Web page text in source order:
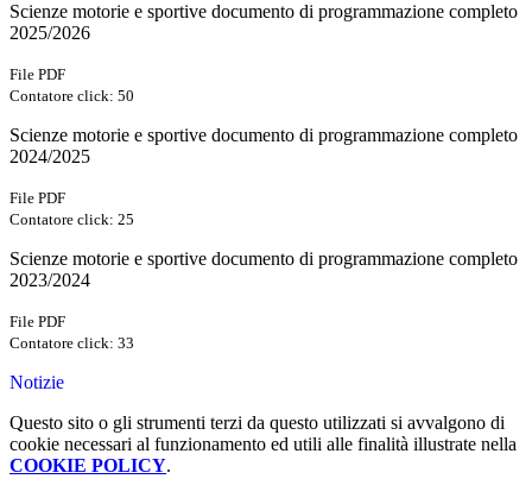
Scienze motorie e sportive documento di programmazione completo
2025/2026
File PDF
Contatore click: 50
Scienze motorie e sportive documento di programmazione completo
2024/2025
File PDF
Contatore click: 25
Scienze motorie e sportive documento di programmazione completo
2023/2024
File PDF
Contatore click: 33
Notizie
Questo sito o gli strumenti terzi da questo utilizzati si avvalgono di
cookie necessari al funzionamento ed utili alle finalità illustrate nella
COOKIE POLICY.